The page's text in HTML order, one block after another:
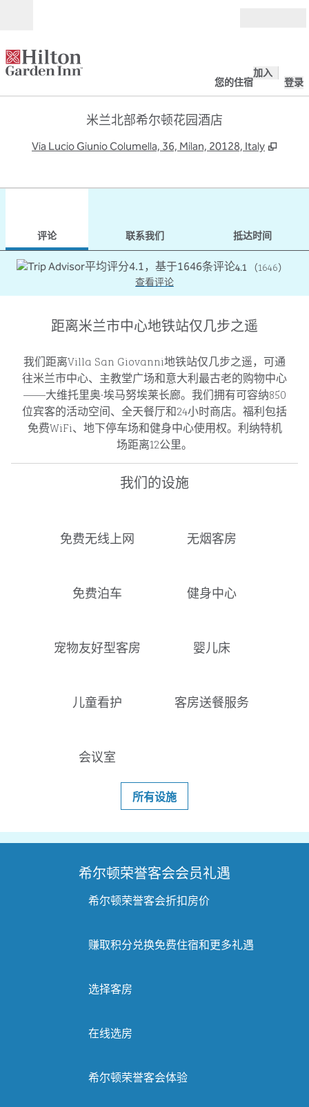
您的住宿
加入
登录
米兰北部希尔顿花园酒店
Via Lucio Giunio Columella, 36, Milan, 20128, Italy ,
评论 联系我们 抵达时间
4.1 （1646）
查看评论
距离米兰市中心地铁站仅几步之遥
我们距离Villa San Giovanni地铁站仅几步之遥，可通
往米兰市中心、主教堂广场和意大利最古老的购物中心
——大维托里奥·埃马努埃莱长廊。我们拥有可容纳850
位宾客的活动空间、全天餐厅和24小时商店。福利包括
免费WiFi、地下停车场和健身中心使用权。利纳特机
场距离12公里。
我们的设施
免费无线上网 无烟客房
免费泊车 健身中心
宠物友好型客房 婴儿床
儿童看护 客房送餐服务
会议室
所有设施
希尔顿荣誉客会会员礼遇
希尔顿荣誉客会折扣房价
赚取积分兑换免费住宿和更多礼遇
选择客房
在线选房
希尔顿荣誉客会体验